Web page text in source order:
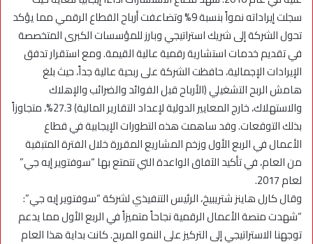
سجلت إيراداته نمواً بنسبة 9% وتضاعفت أرباح القطاع الرقمي مما يؤكد
تحول الشركة إلى شريك استراتيجي وبارز للمؤسسات الكبرى المتخصصة
في تقديم خدمات استشارية رقمية عالية القيمة. ومع استقرار تدفق
الإيرادات الإجمالية، حافظت الشركة على ربحية عالية جداً، حيث بلغ
هامش الربح التشغيلي (الأرباح قبل الفوائد والضرائب والإهلاك
والاستهلاك، خارج المعايير الدولية لإعداد التقارير المالية) 27.3%، متجاوزاً
بذلك التوقعات. وقد ساهمت هذه التطورات الإيجابية في قطاع
الأعمال في الربع الأول وزخم المشاريع المقررة خلال الفترة المتبقية
من العام، في تأكيد الآفاق الواعدة التي تتمتع بها “سوفتوير إيه جي”
لعام 2017.
وقال كارل هاينز شتريبيخ، الرئيس التنفيذي لشركة “سوفتوير إيه جي”:
“شهدت منصة الأعمال الرقمية نجاحاً متميزاً في الربع الأول مما يدعم
توجهنا الاستراتيجي إلى التركيز على النمو المربح. كانت بداية هذا العام